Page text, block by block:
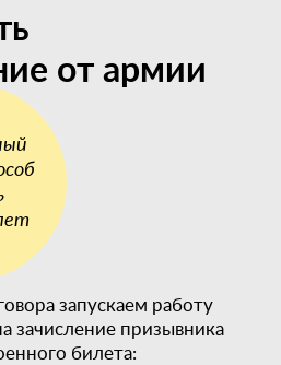
от армии
запускаем работу
зачисление призывника
билета: